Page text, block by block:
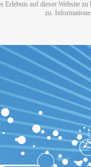
Erlebnis auf dieser Website
zu.